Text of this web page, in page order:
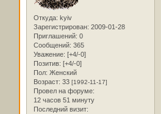
Откуда: kyiv
Зарегистрирован: 2009-01-28
Приглашений: 0
Сообщений: 365
Уважение: [+4/-0]
Позитив: [+4/-0]
Пол: Женский
Возраст: 33 [1992-11-17]
Провел на форуме:
12 часов 51 минуту
Последний визит: